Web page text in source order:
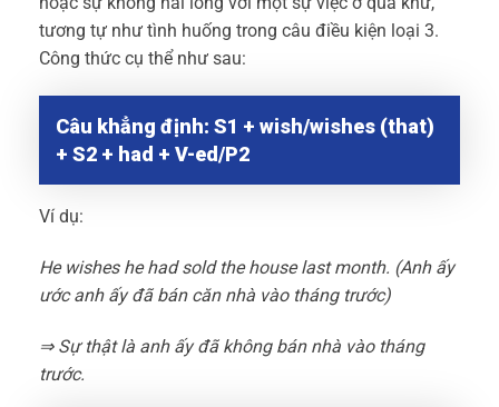
tương tự như tình huống trong câu điều kiện loại 3.
Công thức cụ thể như sau:
Câu khẳng định: S1 + wish/wishes (that)
+ S2 + had + V-ed/P2
Ví dụ:
He wishes he had sold the house last month. (Anh ấy
ước anh ấy đã bán căn nhà vào tháng trước)
⇒ Sự thật là anh ấy đã không bán nhà vào tháng
trước.